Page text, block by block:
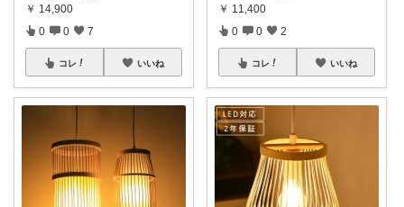
￥ 14,900
0 0 7
コレ いいね
￥ 11,400
0 0 2
コレ いいね